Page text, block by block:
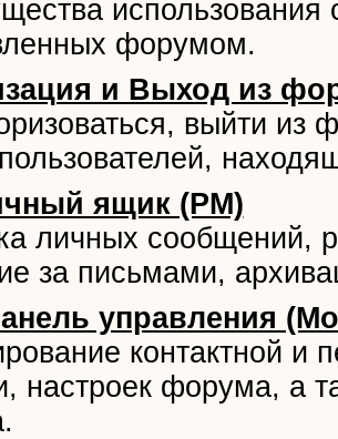
форумом.
и Выход из
выйти из
ящик (PM)
личных сообщений,
за письмами,
управления
контактной
настроек форума, а